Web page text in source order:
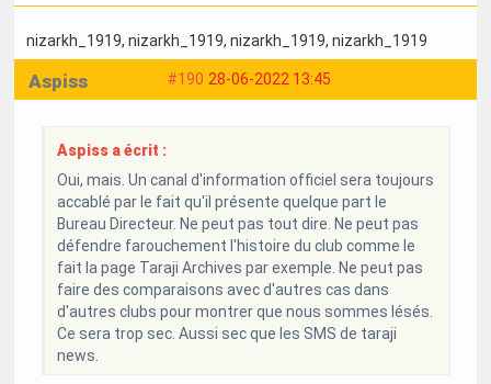
nizarkh_1919, nizarkh_1919, nizarkh_1919, nizarkh_1919
#190 28-06-2022 13:45
Aspiss
Aspiss a écrit :
Oui, mais. Un canal d'information officiel sera toujours
accablé par le fait qu'il présente quelque part le
Bureau Directeur. Ne peut pas tout dire. Ne peut pas
défendre farouchement l'histoire du club comme le
fait la page Taraji Archives par exemple. Ne peut pas
faire des comparaisons avec d'autres cas dans
d'autres clubs pour montrer que nous sommes lésés.
Ce sera trop sec. Aussi sec que les SMS de taraji
news.